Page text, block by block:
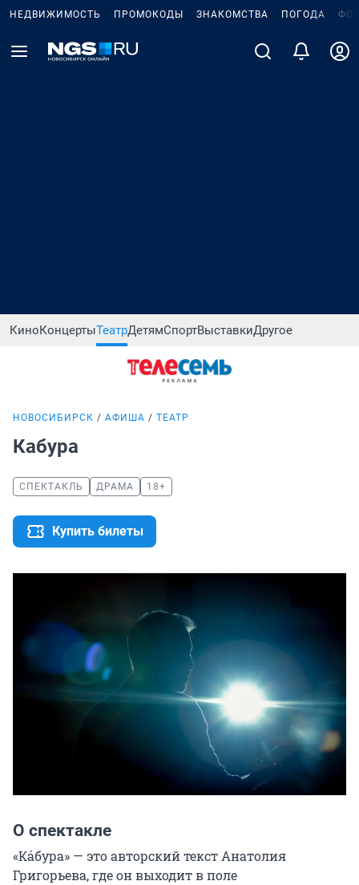
НЕДВИЖИМОСТЬ ПРОМОКОДЫ ЗНАКОМСТВА ПОГОДА
КиноКонцертыТеатрДетямСпортВыставкиДругое
НОВОСИБИРСК АФИША ТЕАТР
Кабура
СПЕКТАКЛЬ ДРАМА 18+
Купить билеты
О спектакле
«Кáбура» — это авторский текст Анатолия
Григорьева, где он выходит в поле